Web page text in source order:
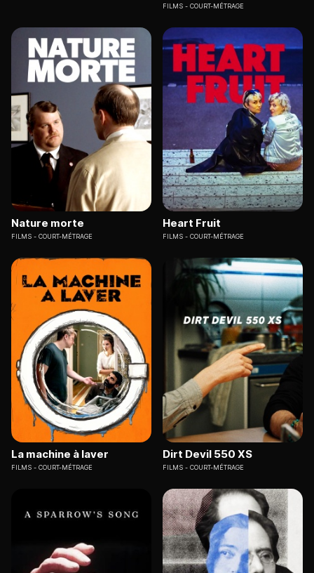
FILMS COURT-MÉTRAGE
Nature morte
FILMS COURT-MÉTRAGE
Heart Fruit
FILMS COURT-MÉTRAGE
La machine à laver
FILMS COURT-MÉTRAGE
Dirt Devil 550 XS
FILMS COURT-MÉTRAGE